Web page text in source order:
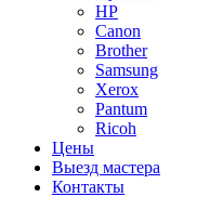
HP
Canon
Brother
Samsung
Xerox
Pantum
Ricoh
Цены
Выезд мастера
Контакты